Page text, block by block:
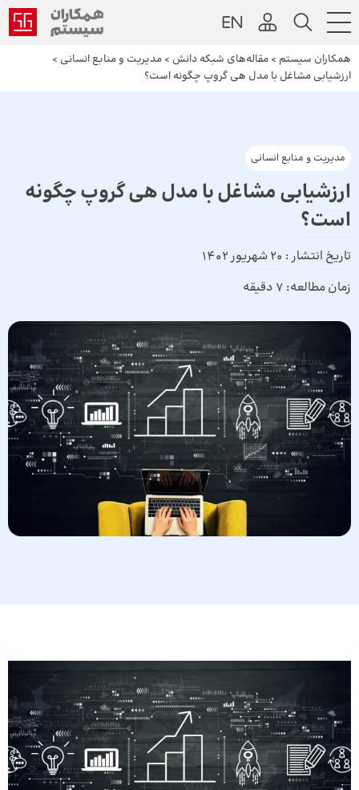
همکاران سیستم > مقاله‌های شبکه دانش > مدیریت و منابع انسانی >
ارزشیابی مشاغل با مدل هی گروپ چگونه است؟
مدیریت و منابع انسانی
ارزشیابی مشاغل با مدل هی گروپ چگونه
است؟
تاریخ انتشار : 20 شهریور 1402
زمان مطالعه: 7 دقیقه